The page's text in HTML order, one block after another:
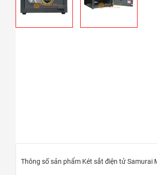
Thông số sản phẩm Két sắt điện tử Samurai